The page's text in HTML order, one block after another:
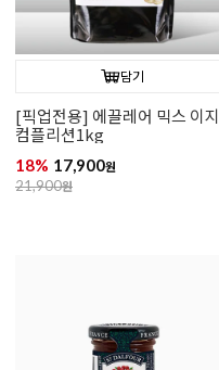
담기
[픽업전용] 에끌레어 믹스 이지
컴플리션1kg
18% 17,900원
21,900원